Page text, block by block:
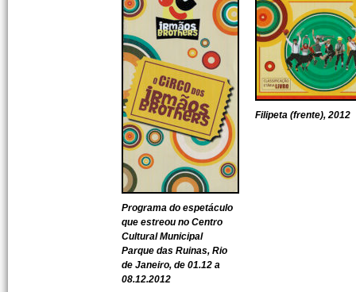
Filipeta (frente), 2012
Programa do espetáculo
que estreou no Centro
Cultural Municipal
Parque das Ruinas, Rio
de Janeiro, de 01.12 a
08.12.2012